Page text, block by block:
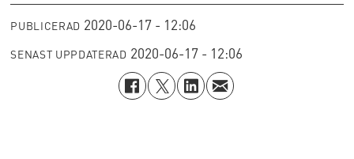
PUBLICERAD 2020-06-17 - 12:06
SENAST UPPDATERAD 2020-06-17 - 12:06